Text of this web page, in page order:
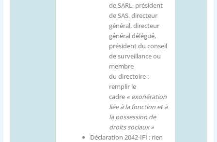
de SARL, président
de SAS, directeur
général, directeur
général délégué,
président du conseil
de surveillance ou
membre
du directoire :
remplir le
cadre « exonération
liée à la fonction et à
la possession de
droits sociaux »
Déclaration 2042-IFI : rien